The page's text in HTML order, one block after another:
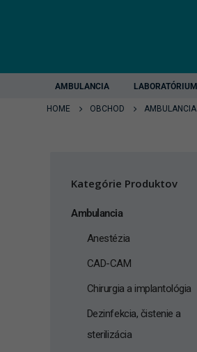
AMBULANCIA LABORATÓRIUM
HOME OBCHOD AMBULANCIA
Kategórie Produktov
Ambulancia
Anestézia
CAD-CAM
Chirurgia a implantológia
Dezinfekcia, čistenie a
sterilizácia